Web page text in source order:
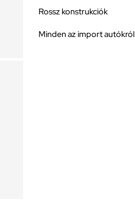
Rossz konstrukciók
Minden az import autókról